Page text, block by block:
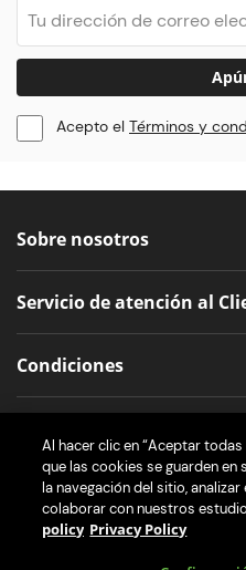
Acepto el Términos y
Sobre nosotros
Servicio de atención al
Condiciones
Al hacer clic en “Aceptar
que las cookies se guarden
la navegación del sitio,
colaborar con nuestros
policy Privacy Policy